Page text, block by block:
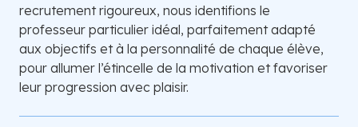
recrutement rigoureux, nous identifions le
professeur particulier idéal, parfaitement adapté
aux objectifs et à la personnalité de chaque élève,
pour allumer l’étincelle de la motivation et favoriser
leur progression avec plaisir.